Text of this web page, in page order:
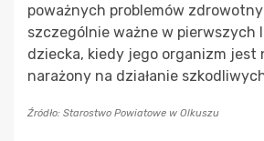
poważnych problemów
szczególnie ważne w pierwszych
dziecka, kiedy jego organizm jest
narażony na działanie
Źródło: Starostwo Powiatowe w Olkuszu